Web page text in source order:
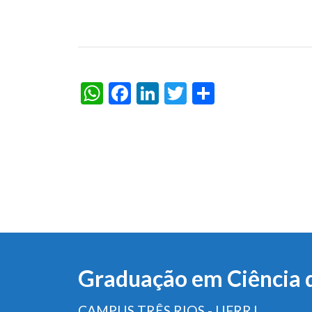
WhatsApp
Facebook
LinkedIn
Twitter
Graduação em Ciência